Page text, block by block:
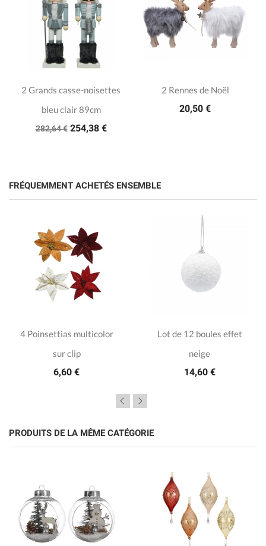
2 Grands casse-noisettes
bleu clair 89cm
282,64 € 254,38 €
2 Rennes de Noël
20,50 €
FRÉQUEMMENT ACHETÉS ENSEMBLE
4 Poinsettias multicolor
sur clip
6,60 €
Lot de 12 boules effet
neige
14,60 €
PRODUITS DE LA MÊME CATÉGORIE